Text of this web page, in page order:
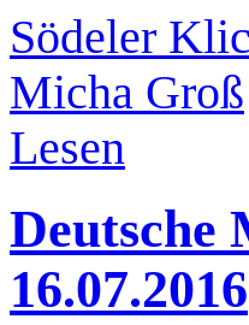
Södeler
Micha Groß
Lesen
Deutsche
16.07.2016